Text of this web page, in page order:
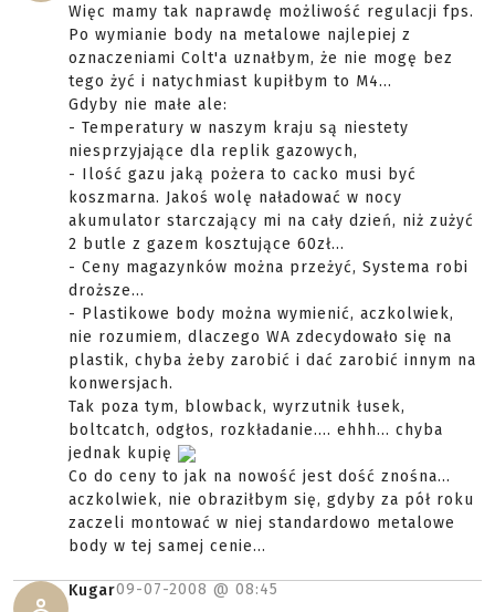
Więc mamy tak naprawdę możliwość regulacji fps.
Po wymianie body na metalowe najlepiej z
oznaczeniami Colt'a uznałbym, że nie mogę bez
tego żyć i natychmiast kupiłbym to M4...
Gdyby nie małe ale:
- Temperatury w naszym kraju są niestety
niesprzyjające dla replik gazowych,
- Ilość gazu jaką pożera to cacko musi być
koszmarna. Jakoś wolę naładować w nocy
akumulator starczający mi na cały dzień, niż zużyć
2 butle z gazem kosztujące 60zł...
- Ceny magazynków można przeżyć, Systema robi
droższe...
- Plastikowe body można wymienić, aczkolwiek,
nie rozumiem, dlaczego WA zdecydowało się na
plastik, chyba żeby zarobić i dać zarobić innym na
konwersjach.
Tak poza tym, blowback, wyrzutnik łusek,
boltcatch, odgłos, rozkładanie.... ehhh... chyba
jednak kupię
Co do ceny to jak na nowość jest dość znośna...
aczkolwiek, nie obraziłbym się, gdyby za pół roku
zaczeli montować w niej standardowo metalowe
body w tej samej cenie...
Kugar09-07-2008 @ 08:45